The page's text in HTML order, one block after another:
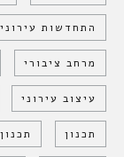
התחדשות
מרחב ציבורי
עיצוב עירוני
תכנון